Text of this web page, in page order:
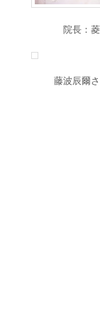
院長：
藤波辰爾